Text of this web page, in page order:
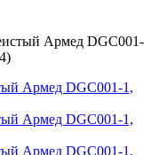
Армед DGC001-